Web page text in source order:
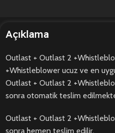
Açıklama
Outlast + Outlast 2
+Whistleblower ucuz ve en
Outlast + Outlast 2
sonra otomatik teslim
Outlast + Outlast 2
sonra hemen teslim edilir.